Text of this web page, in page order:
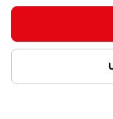
Výhodné splátky